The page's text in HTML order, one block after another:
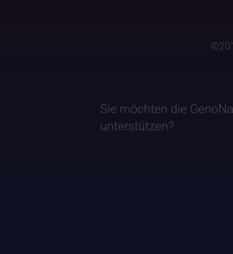
Sie möchten die
unterstützen?